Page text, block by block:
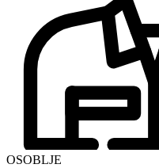
OSOBLJE